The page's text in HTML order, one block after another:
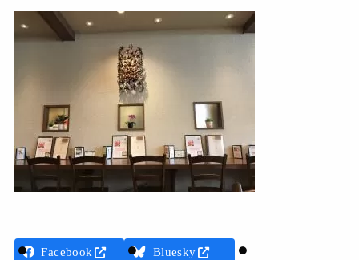
Facebook Bluesky